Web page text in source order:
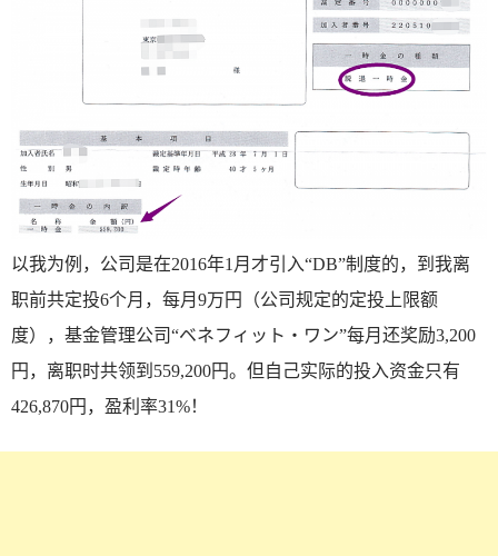
以我为例，公司是在2016年1月才引入“DB”制度的，到我离
职前共定投6个月，每月9万円（公司规定的定投上限额
度），基金管理公司“ベネフィット・ワン”每月还奖励3,200
円，离职时共领到559,200円。但自己实际的投入资金只有
426,870円，盈利率31%！